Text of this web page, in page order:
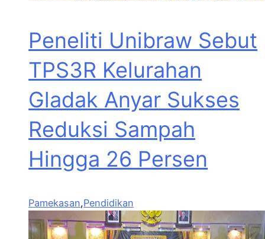
Peneliti Unibraw Sebut
TPS3R Kelurahan
Gladak Anyar Sukses
Reduksi Sampah
Hingga 26 Persen
Pamekasan,Pendidikan